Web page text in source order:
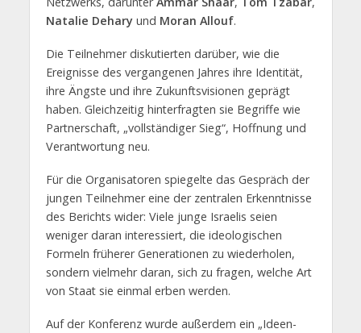
Natalie Deharyund Moran Allouf.
Die Teilnehmer diskutierten darüber, wie die
Ereignisse des vergangenen Jahres ihre Identität,
ihre Ängste und ihre Zukunftsvisionen geprägt
haben. Gleichzeitig hinterfragten sie Begriffe wie
Partnerschaft, „vollständiger Sieg“, Hoffnung und
Verantwortung neu.
Für die Organisatoren spiegelte das Gespräch der
jungen Teilnehmer eine der zentralen Erkenntnisse
des Berichts wider: Viele junge Israelis seien
weniger daran interessiert, die ideologischen
Formeln früherer Generationen zu wiederholen,
sondern vielmehr daran, sich zu fragen, welche Art
von Staat sie einmal erben werden.
Auf der Konferenz wurde außerdem ein „Ideen-